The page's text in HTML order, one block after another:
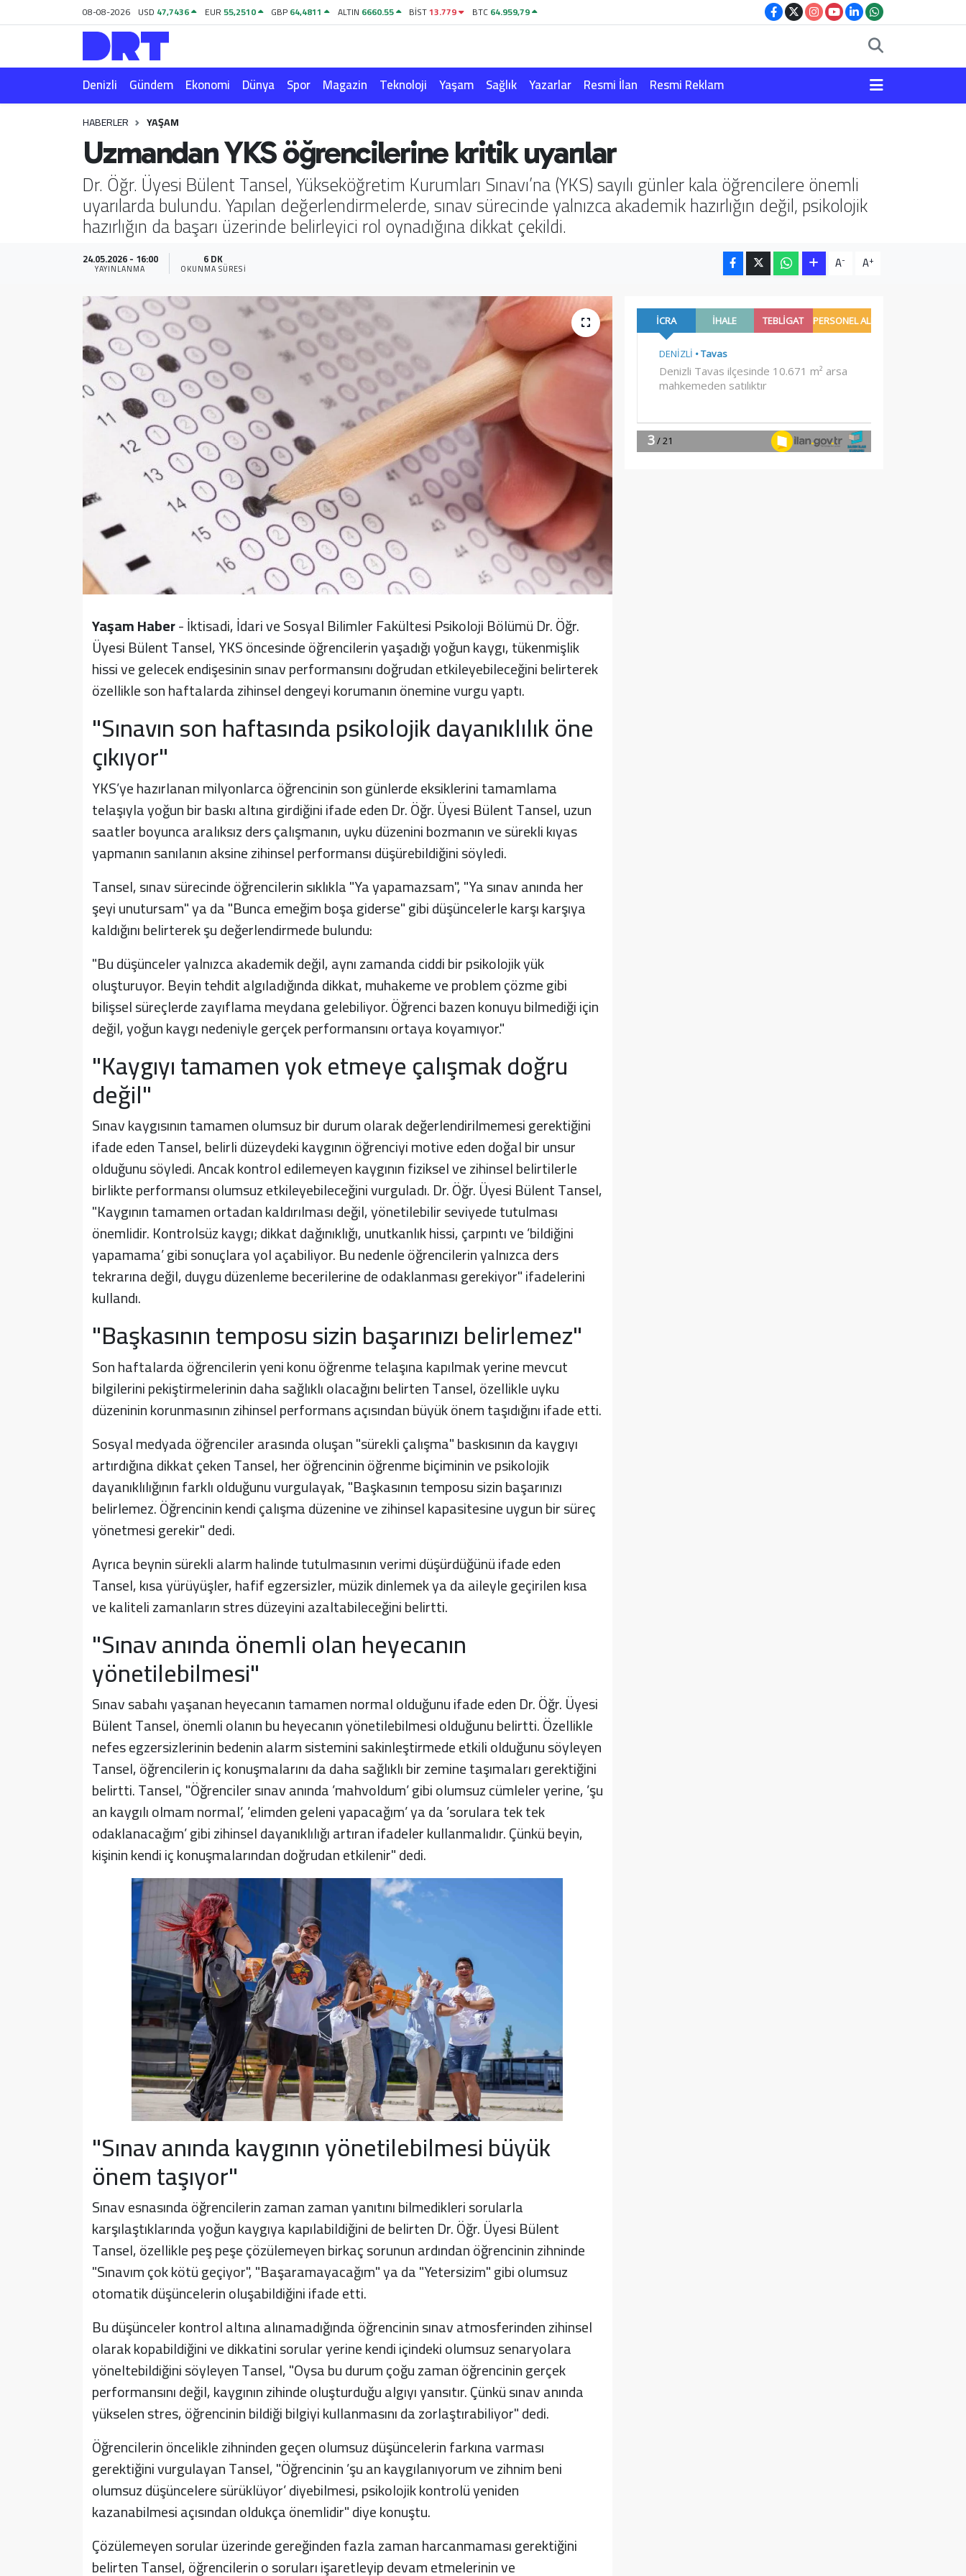
08-08-2026 USD 47,7436 EUR55,2510 GBP64,4811 ALTIN 6660.55 BİST13.779 BTC64.959,79
Denizli Gündem Ekonomi Dünya Spor Magazin Teknoloji Yaşam Sağlık Yazarlar Resmi İlan Resmi Reklam
HABERLER YAŞAM
Uzmandan YKS öğrencilerine kritik uyarılar
Dr. Öğr. Üyesi Bülent Tansel, Yükseköğretim Kurumları Sınavı’na (YKS) sayılı günler kala öğrencilere önemli
uyarılarda bulundu. Yapılan değerlendirmelerde, sınav sürecinde yalnızca akademik hazırlığın değil, psikolojik
hazırlığın da başarı üzerinde belirleyici rol oynadığına dikkat çekildi.
24.05.2026 - 16:00
YAYINLANMA
6 DK
OKUNMA SÜRESI A- A+
Yaşam Haber- İktisadi, İdari ve Sosyal Bilimler Fakültesi Psikoloji Bölümü Dr. Öğr.
Üyesi Bülent Tansel, YKS öncesinde öğrencilerin yaşadığı yoğun kaygı, tükenmişlik
hissi ve gelecek endişesinin sınav performansını doğrudan etkileyebileceğini belirterek
özellikle son haftalarda zihinsel dengeyi korumanın önemine vurgu yaptı.
"Sınavın son haftasında psikolojik dayanıklılık öne
çıkıyor"
YKS’ye hazırlanan milyonlarca öğrencinin son günlerde eksiklerini tamamlama
telaşıyla yoğun bir baskı altına girdiğini ifade eden Dr. Öğr. Üyesi Bülent Tansel, uzun
saatler boyunca aralıksız ders çalışmanın, uyku düzenini bozmanın ve sürekli kıyas
yapmanın sanılanın aksine zihinsel performansı düşürebildiğini söyledi.
Tansel, sınav sürecinde öğrencilerin sıklıkla "Ya yapamazsam", "Ya sınav anında her
şeyi unutursam" ya da "Bunca emeğim boşa giderse" gibi düşüncelerle karşı karşıya
kaldığını belirterek şu değerlendirmede bulundu:
"Bu düşünceler yalnızca akademik değil, aynı zamanda ciddi bir psikolojik yük
oluşturuyor. Beyin tehdit algıladığında dikkat, muhakeme ve problem çözme gibi
bilişsel süreçlerde zayıflama meydana gelebiliyor. Öğrenci bazen konuyu bilmediği için
değil, yoğun kaygı nedeniyle gerçek performansını ortaya koyamıyor."
"Kaygıyı tamamen yok etmeye çalışmak doğru
değil"
Sınav kaygısının tamamen olumsuz bir durum olarak değerlendirilmemesi gerektiğini
ifade eden Tansel, belirli düzeydeki kaygının öğrenciyi motive eden doğal bir unsur
olduğunu söyledi. Ancak kontrol edilemeyen kaygının fiziksel ve zihinsel belirtilerle
birlikte performansı olumsuz etkileyebileceğini vurguladı. Dr. Öğr. Üyesi Bülent Tansel,
"Kaygının tamamen ortadan kaldırılması değil, yönetilebilir seviyede tutulması
önemlidir. Kontrolsüz kaygı; dikkat dağınıklığı, unutkanlık hissi, çarpıntı ve ’bildiğini
yapamama’ gibi sonuçlara yol açabiliyor. Bu nedenle öğrencilerin yalnızca ders
tekrarına değil, duygu düzenleme becerilerine de odaklanması gerekiyor" ifadelerini
kullandı.
"Başkasının temposu sizin başarınızı belirlemez"
Son haftalarda öğrencilerin yeni konu öğrenme telaşına kapılmak yerine mevcut
bilgilerini pekiştirmelerinin daha sağlıklı olacağını belirten Tansel, özellikle uyku
düzeninin korunmasının zihinsel performans açısından büyük önem taşıdığını ifade etti.
Sosyal medyada öğrenciler arasında oluşan "sürekli çalışma" baskısının da kaygıyı
artırdığına dikkat çeken Tansel, her öğrencinin öğrenme biçiminin ve psikolojik
dayanıklılığının farklı olduğunu vurgulayak, "Başkasının temposu sizin başarınızı
belirlemez. Öğrencinin kendi çalışma düzenine ve zihinsel kapasitesine uygun bir süreç
yönetmesi gerekir" dedi.
Ayrıca beynin sürekli alarm halinde tutulmasının verimi düşürdüğünü ifade eden
Tansel, kısa yürüyüşler, hafif egzersizler, müzik dinlemek ya da aileyle geçirilen kısa
ve kaliteli zamanların stres düzeyini azaltabileceğini belirtti.
"Sınav anında önemli olan heyecanın
yönetilebilmesi"
Sınav sabahı yaşanan heyecanın tamamen normal olduğunu ifade eden Dr. Öğr. Üyesi
Bülent Tansel, önemli olanın bu heyecanın yönetilebilmesi olduğunu belirtti. Özellikle
nefes egzersizlerinin bedenin alarm sistemini sakinleştirmede etkili olduğunu söyleyen
Tansel, öğrencilerin iç konuşmalarını da daha sağlıklı bir zemine taşımaları gerektiğini
belirtti. Tansel, "Öğrenciler sınav anında ’mahvoldum’ gibi olumsuz cümleler yerine, ’şu
an kaygılı olmam normal’, ’elimden geleni yapacağım’ ya da ’sorulara tek tek
odaklanacağım’ gibi zihinsel dayanıklılığı artıran ifadeler kullanmalıdır. Çünkü beyin,
kişinin kendi iç konuşmalarından doğrudan etkilenir" dedi.
"Sınav anında kaygının yönetilebilmesi büyük
önem taşıyor"
Sınav esnasında öğrencilerin zaman zaman yanıtını bilmedikleri sorularla
karşılaştıklarında yoğun kaygıya kapılabildiğini de belirten Dr. Öğr. Üyesi Bülent
Tansel, özellikle peş peşe çözülemeyen birkaç sorunun ardından öğrencinin zihninde
"Sınavım çok kötü geçiyor", "Başaramayacağım" ya da "Yetersizim" gibi olumsuz
otomatik düşüncelerin oluşabildiğini ifade etti.
Bu düşünceler kontrol altına alınamadığında öğrencinin sınav atmosferinden zihinsel
olarak kopabildiğini ve dikkatini sorular yerine kendi içindeki olumsuz senaryolara
yöneltebildiğini söyleyen Tansel, "Oysa bu durum çoğu zaman öğrencinin gerçek
performansını değil, kaygının zihinde oluşturduğu algıyı yansıtır. Çünkü sınav anında
yükselen stres, öğrencinin bildiği bilgiyi kullanmasını da zorlaştırabiliyor" dedi.
Öğrencilerin öncelikle zihninden geçen olumsuz düşüncelerin farkına varması
gerektiğini vurgulayan Tansel, "Öğrencinin ’şu an kaygılanıyorum ve zihnim beni
olumsuz düşüncelere sürüklüyor’ diyebilmesi, psikolojik kontrolü yeniden
kazanabilmesi açısından oldukça önemlidir" diye konuştu.
Çözülemeyen sorular üzerinde gereğinden fazla zaman harcanmaması gerektiğini
belirten Tansel, öğrencilerin o soruları işaretleyip devam etmelerinin ve
Gündem
Ekonomi
Magazin
Yazarlar
Resmi İlan
Hava Durumu
Trafik Durumu
Puan Durumu ve Fikstür
Tüm Manşetler
Son Dakika Haberleri
Haber Arşivi